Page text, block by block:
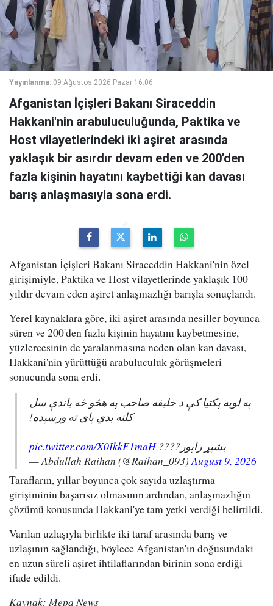
Yayınlanma: 09 Ağustos 2026 Pazar 16:06
Afganistan İçişleri Bakanı Siraceddin
Hakkani'nin arabuluculuğunda, Paktika ve
Host vilayetlerindeki iki aşiret arasında
yaklaşık bir asırdır devam eden ve 200'den
fazla kişinin hayatını kaybettiği kan davası
barış anlaşmasıyla sona erdi.
Afganistan İçişleri Bakanı Siraceddin Hakkani'nin özel
girişimiyle, Paktika ve Host vilayetlerinde yaklaşık 100
yıldır devam eden aşiret anlaşmazlığı barışla sonuçlandı.
Yerel kaynaklara göre, iki aşiret arasında nesiller boyunca
süren ve 200'den fazla kişinin hayatını kaybetmesine,
yüzlercesinin de yaralanmasına neden olan kan davası,
Hakkani'nin yürüttüğü arabuluculuk görüşmeleri
sonucunda sona erdi.
په لویه پکتیا کې د خلیفه صاحب په هڅو څه باندې سل
کلنه بدي پای ته ورسېده!
بشپړ راپور????pic.twitter.com/X0IkkF1maH
— Abdullah Raihan (@Raihan_093) August 9, 2026
Tarafların, yıllar boyunca çok sayıda uzlaştırma
girişiminin başarısız olmasının ardından, anlaşmazlığın
çözümü konusunda Hakkani'ye tam yetki verdiği belirtildi.
Varılan uzlaşıyla birlikte iki taraf arasında barış ve
uzlaşının sağlandığı, böylece Afganistan'ın doğusundaki
en uzun süreli aşiret ihtilaflarından birinin sona erdiği
ifade edildi.
Kaynak: Mepa News